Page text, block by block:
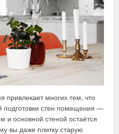
привлекает многих тем, что
подготовки стен помещения —
основной стеной остаётся
вы даже плитку старую